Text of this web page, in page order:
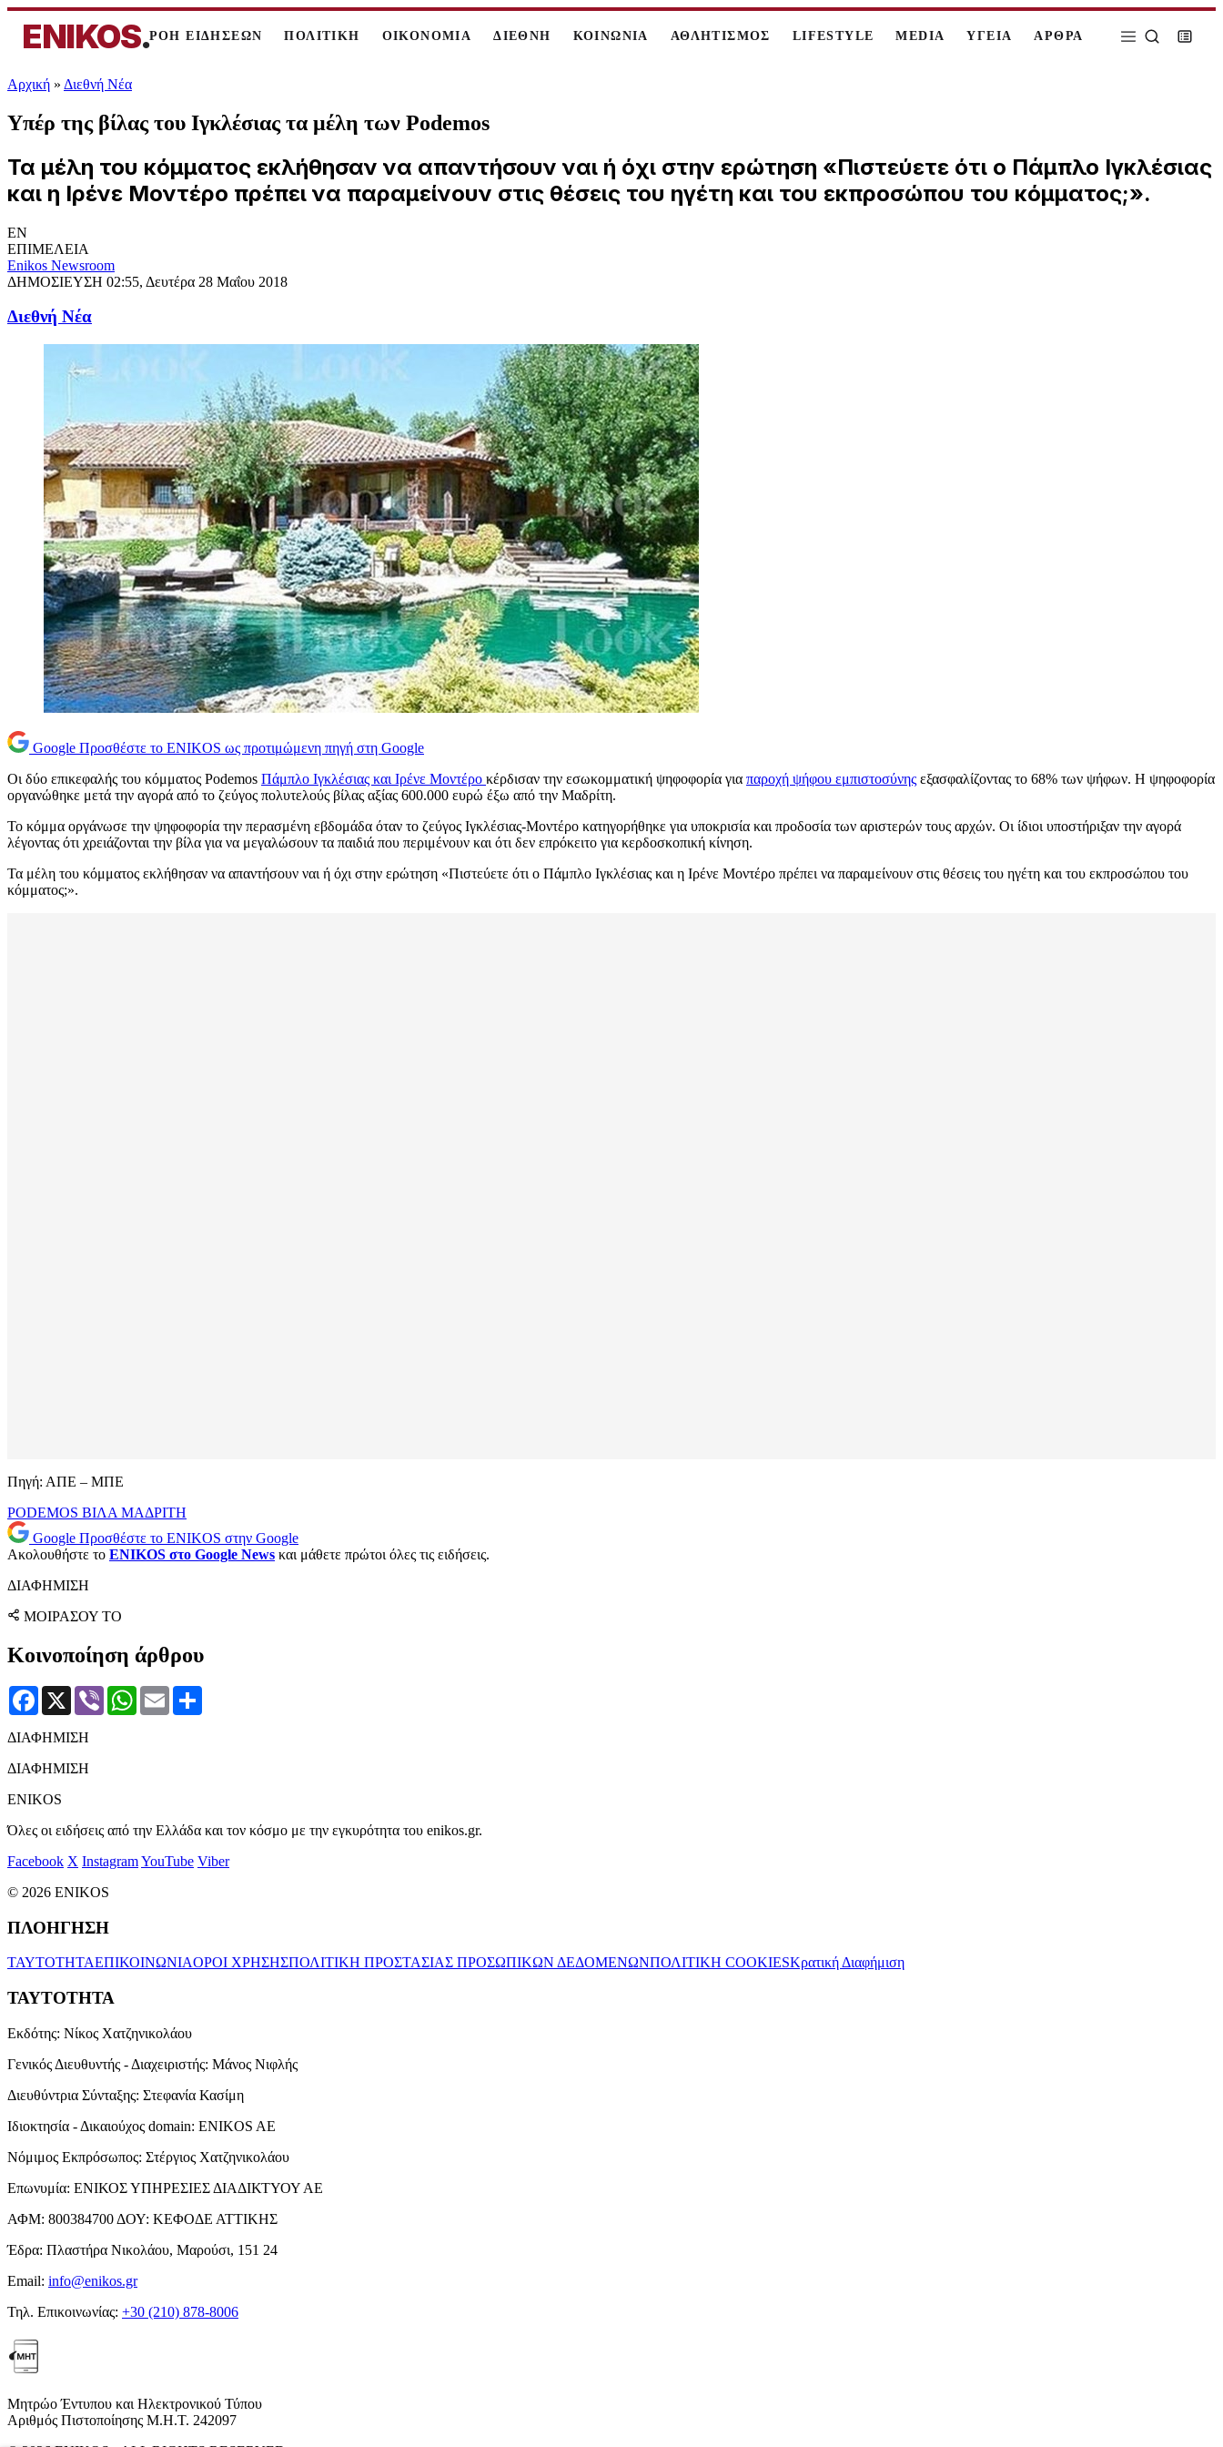
ENIKOS.ΡΟΗ ΕΙΔΗΣΕΩΝ ΠΟΛΙΤΙΚΗ ΟΙΚΟΝΟΜΙΑ ΔΙΕΘΝΗ ΚΟΙΝΩΝΙΑ ΑΘΛΗΤΙΣΜΟΣ LIFESTYLE MEDIA ΥΓΕΙΑ ΑΡΘΡΑ
Αρχική » Διεθνή Νέα
Υπέρ της βίλας του Ιγκλέσιας τα μέλη των Podemos
Τα μέλη του κόμματος εκλήθησαν να απαντήσουν ναι ή όχι στην ερώτηση «Πιστεύετε ότι ο Πάμπλο Ιγκλέσιας
και η Ιρένε Μοντέρο πρέπει να παραμείνουν στις θέσεις του ηγέτη και του εκπροσώπου του κόμματος;».
EN
ΕΠΙΜΕΛΕΙΑ
Enikos Newsroom
ΔΗΜΟΣΙΕΥΣΗ 02:55, Δευτέρα 28 Μαΐου 2018
Διεθνή Νέα
Google Προσθέστε το ENIKOS ως προτιμώμενη πηγή στη Google
Οι δύο επικεφαλής του κόμματος Podemos Πάμπλο Ιγκλέσιας και Ιρένε Μοντέρο κέρδισαν την εσωκομματική ψηφοφορία για παροχή ψήφου εμπιστοσύνης εξασφαλίζοντας το 68% των ψήφων. Η ψηφοφορία
οργανώθηκε μετά την αγορά από το ζεύγος πολυτελούς βίλας αξίας 600.000 ευρώ έξω από την Μαδρίτη.
Το κόμμα οργάνωσε την ψηφοφορία την περασμένη εβδομάδα όταν το ζεύγος Ιγκλέσιας-Μοντέρο κατηγορήθηκε για υποκρισία και προδοσία των αριστερών τους αρχών. Οι ίδιοι υποστήριξαν την αγορά
λέγοντας ότι χρειάζονται την βίλα για να μεγαλώσουν τα παιδιά που περιμένουν και ότι δεν επρόκειτο για κερδοσκοπική κίνηση.
Τα μέλη του κόμματος εκλήθησαν να απαντήσουν ναι ή όχι στην ερώτηση «Πιστεύετε ότι ο Πάμπλο Ιγκλέσιας και η Ιρένε Μοντέρο πρέπει να παραμείνουν στις θέσεις του ηγέτη και του εκπροσώπου του
κόμματος;».
Πηγή: ΑΠΕ – ΜΠΕ
PODEMOS ΒΙΛΑ ΜΑΔΡΙΤΗ
Google Προσθέστε το ENIKOS στην Google
Ακολουθήστε το ENIKOS στο Google News και μάθετε πρώτοι όλες τις ειδήσεις.
ΔΙΑΦΗΜΙΣΗ
ΜΟΙΡΑΣΟΥ ΤΟ
Κοινοποίηση άρθρου
Facebook
X Viber WhatsApp
Email
ΔΙΑΦΗΜΙΣΗ
ΔΙΑΦΗΜΙΣΗ
ENIKOS
Όλες οι ειδήσεις από την Ελλάδα και τον κόσμο με την εγκυρότητα του enikos.gr.
Facebook X InstagramYouTube Viber
© 2026 ENIKOS
ΠΛΟΗΓΗΣΗ
ΤΑΥΤΟΤΗΤΑΕΠΙΚΟΙΝΩΝΙΑΟΡΟΙ ΧΡΗΣΗΣΠΟΛΙΤΙΚΗ ΠΡΟΣΤΑΣΙΑΣ ΠΡΟΣΩΠΙΚΩΝ ΔΕΔΟΜΕΝΩΝΠΟΛΙΤΙΚΗ COOKIESΚρατική Διαφήμιση
ΤΑΥΤΟΤΗΤΑ
Εκδότης: Νίκος Χατζηνικολάου
Γενικός Διευθυντής - Διαχειριστής: Μάνος Νιφλής
Διευθύντρια Σύνταξης: Στεφανία Κασίμη
Ιδιοκτησία - Δικαιούχος domain: ENIKOS AE
Νόμιμος Εκπρόσωπος: Στέργιος Χατζηνικολάου
Επωνυμία: ΕΝΙΚΟΣ ΥΠΗΡΕΣΙΕΣ ΔΙΑΔΙΚΤΥΟΥ ΑΕ
ΑΦΜ: 800384700 ΔΟΥ: ΚΕΦΟΔΕ ΑΤΤΙΚΗΣ
Έδρα: Πλαστήρα Νικολάου, Μαρούσι, 151 24
Email: info@enikos.gr
Τηλ. Επικοινωνίας: +30 (210) 878-8006
Μητρώο Έντυπου και Ηλεκτρονικού Τύπου
Αριθμός Πιστοποίησης Μ.Η.Τ. 242097